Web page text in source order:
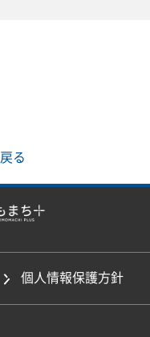
戻る
個人情報保護方針